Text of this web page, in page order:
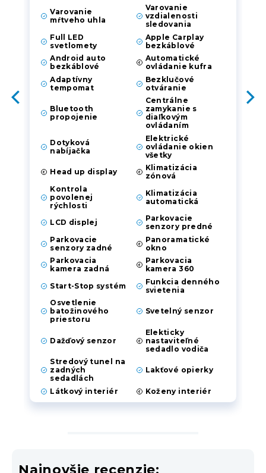
Varovanie
mŕtveho uhla
Varovanie
vzdialenosti
sledovania
Full LED
svetlomety
Apple Carplay
bezkáblové
Android auto
bezkáblové
Automatické
ovládanie kufra
Adaptívny
tempomat
Bezklučové
otváranie
Bluetooth
propojenie
Centrálne
zamykanie s
diaľkovým
ovládaním
Dotyková
nabíjačka
Elektrické
ovládanie okien
všetky
Head up display
Klimatizácia
zónová
Kontrola
povolenej
rýchlosti
Klimatizácia
automatická
LCD displej
Parkovacie
senzory predné
Parkovacie
senzory zadné
Panoramatické
okno
Parkovacia
kamera zadná
Parkovacia
kamera 360
Start-Stop systém
Funkcia denného
svietenia
Osvetlenie
batožinového
priestoru
Svetelný senzor
Dažďový senzor
Elekticky
nastaviteľné
sedadlo vodiča
Stredový tunel na
zadných
sedadlách
Lakťové opierky
Látkový interiér Koženy interiér
Najnovšie recenzie: